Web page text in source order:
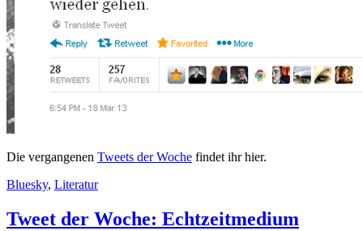
Die vergangenen Tweets der Woche findet ihr hier.
Bluesky, Literatur
Tweet der Woche: Echtzeitmedium